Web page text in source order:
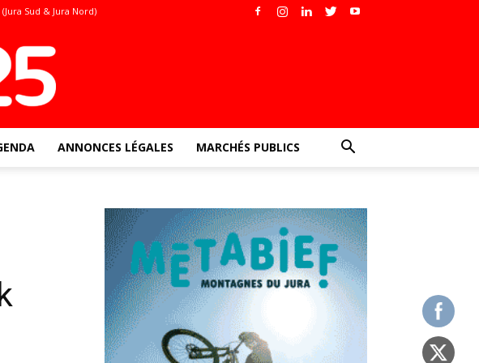
Sud & Jura Nord)
ANNONCES LÉGALES MARCHÉS PUBLICS